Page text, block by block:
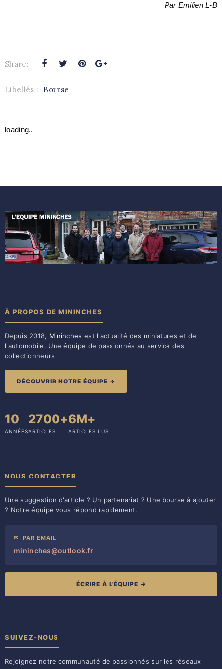
Par Emilien L-B
Share:
Libellés : Bourse
loading..
À PROPOS DE MININCHES
Depuis 2018, Mininches est l'actualité des miniatures et de
l'automobile. Une équipe de passionnés au service des
collectionneurs.
DÉCOUVRIR NOTRE ÉQUIPE →
10
ANNÉES
2700+
ARTICLES
6M+
ARTICLES LUS
NOUS CONTACTER
Une suggestion d'article ? Un partenariat ? Une bourse à ajouter
? Notre équipe vous répond rapidement.
✉ PAR EMAIL
mininches@outlook.fr
ÉCRIRE À L'ÉQUIPE →
SUIVEZ-NOUS
Rejoignez notre communauté de passionnés sur les réseaux